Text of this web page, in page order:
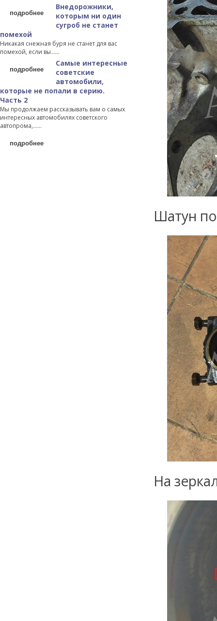
подробнее
Внедорожники,
которым ни один
сугроб не станет
помехой
Никакая снежная буря не станет для вас
помехой, если вы…...
подробнее
Самые интересные
советские
автомобили,
которые не попали в серию.
Часть 2
Мы продолжаем рассказывать вам о самых
интересных автомобилях советского
автопрома,…...
подробнее
Шатун
На